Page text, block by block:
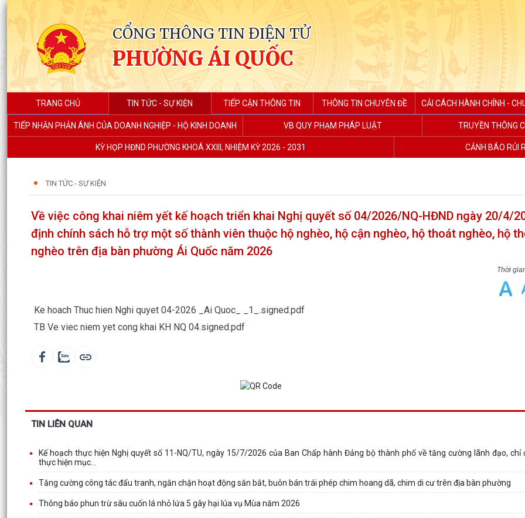
CỔNG THÔNG TIN ĐIỆN TỬ
PHƯỜNG ÁI QUỐC
TRANG CHỦ TIN TỨC - SỰ KIỆN TIẾP CẬN THÔNG TIN THÔNG TIN CHUYÊN ĐỀ CẢI CÁCH HÀNH CHÍNH -
TIẾP NHẬN PHẢN ÁNH CỦA DOANH NGHIỆP - HỘ KINH DOANH VB QUY PHẠM PHÁP LUẬT TRUYỀN THÔNG
KỲ HỌP HĐND PHƯỜNG KHOÁ XXIII, NHIỆM KỲ 2026 - 2031 CẢNH BÁO RỦI
TIN TỨC - SỰ KIỆN
Về việc công khai niêm yết kế hoạch triển khai Nghị quyết số 04/2026/NQ-HĐND ngày 20/4/
định chính sách hỗ trợ một số thành viên thuộc hộ nghèo, hộ cận nghèo, hộ thoát nghèo, hộ
nghèo trên địa bàn phường Ái Quốc năm 2026
Ke hoach Thuc hien Nghi quyet 04-2026 _Ai Quoc_ _1_.signed.pdf
TB Ve viec niem yet cong khai KH NQ 04.signed.pdf
TIN LIÊN QUAN
Kế hoạch thực hiện Nghị quyết số 11-NQ/TU, ngày 15/7/2026 của Ban Chấp hành Đảng bộ thành phố về tăng cường lãnh đạo, chỉ
thực hiện mục...
Tăng cường công tác đấu tranh, ngăn chặn hoạt động săn bắt, buôn bán trái phép chim hoang dã, chim di cư trên địa bàn phường
Thông báo phun trừ sâu cuốn lá nhỏ lứa 5 gây hại lúa vụ Mùa năm 2026